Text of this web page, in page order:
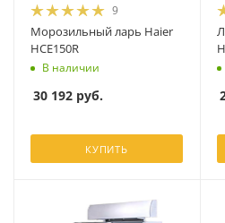
9
Морозильный ларь Haier
HCE150R
В наличии
30 192 руб.
КУПИТЬ